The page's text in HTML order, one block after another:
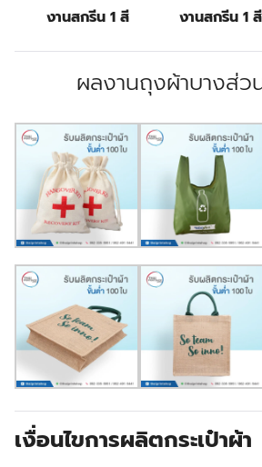
งานสกรีน 1 สี งานสกรีน 1 สี
ผลงานถุงผ้าบางส่ว
เงื่อนไขการผลิตกระเป๋าผ้า